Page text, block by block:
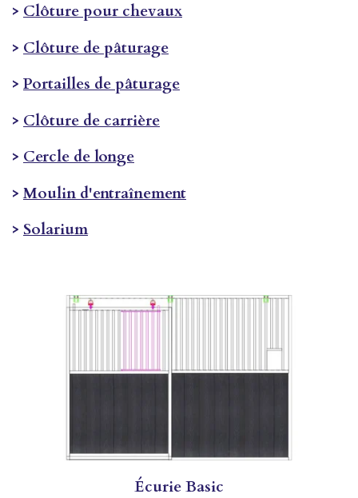
> Clôture pour chevaux
> Clôture de pâturage
> Portailles de pâturage
> Clôture de carrière
> Cercle de longe
> Moulin d'entraînement
> Solarium
ÉcurieBasic